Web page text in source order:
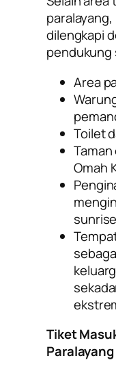
dilengkapi
pendukung
Area
Toilet
Omah
sunrise
Tiket
Paralayang